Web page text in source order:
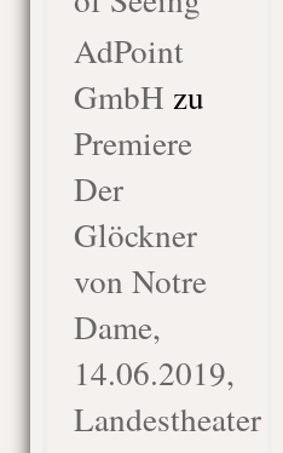
AdPoint
GmbH zu
Premiere
Der
Glöckner
von Notre
Dame,
14.06.2019,
Landestheater